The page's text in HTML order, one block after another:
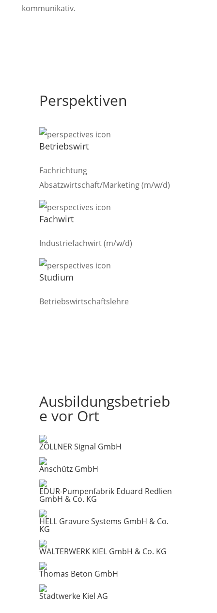
kommunikativ.
Perspektiven
Betriebswirt
Fachrichtung
Absatzwirtschaft/Marketing (m/w/d)
Fachwirt
Industriefachwirt (m/w/d)
Studium
Betriebswirtschaftslehre
Ausbildungsbetrieb
e vor Ort
ZÖLLNER Signal GmbH
Anschütz GmbH
EDUR-Pumpenfabrik Eduard Redlien
GmbH & Co. KG
HELL Gravure Systems GmbH & Co.
KG
WALTERWERK KIEL GmbH & Co. KG
Thomas Beton GmbH
Stadtwerke Kiel AG